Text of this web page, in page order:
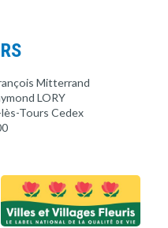
Mitterrand
LORY
Tours Cedex